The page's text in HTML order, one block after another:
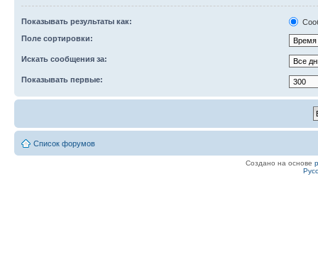
Показывать результаты как:
Поле сортировки:
Искать сообщения за:
Показывать первые:
Список форумов
Создано на основе